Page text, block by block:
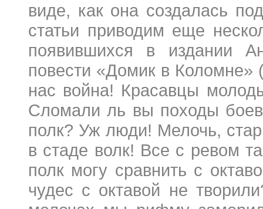
виде, как она создалась
статьи приводим еще
появившихся в издании
повести «Домик в Коломне»
нас война! Красавцы
Сломали ль вы походы
полк? Уж люди! Мелочь,
в стаде волк! Все с ревом
полк могу сравнить с
чудес с октавой не